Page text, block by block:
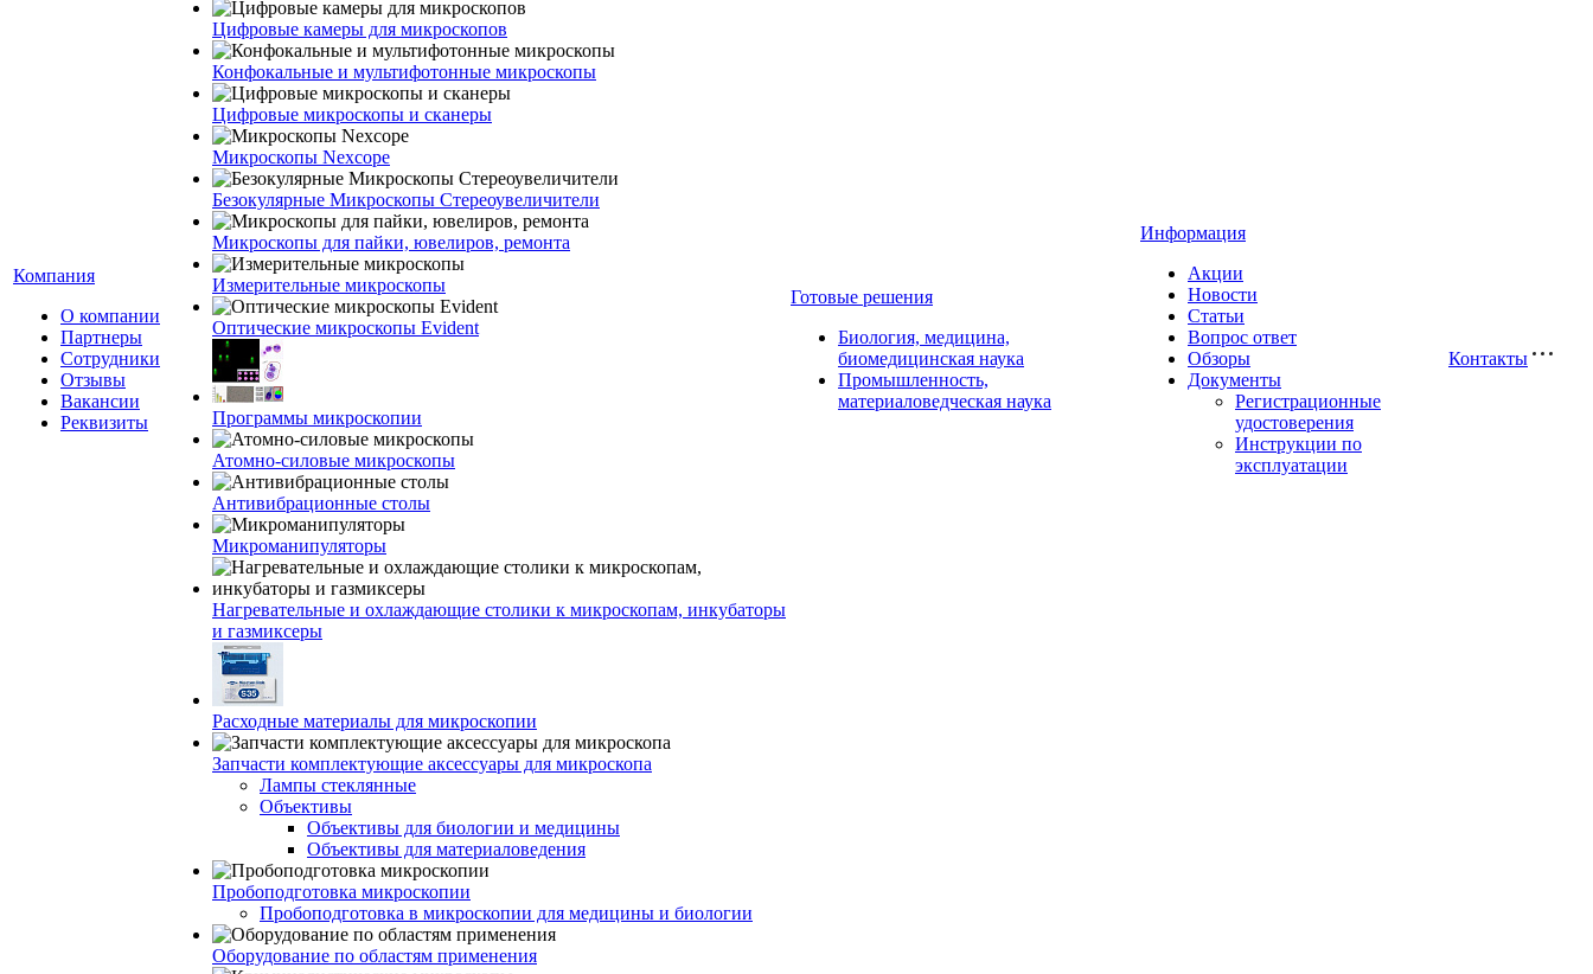
Компания
О компании
Партнеры
Сотрудники
Отзывы
Вакансии
Реквизиты
Цифровые камеры для микроскопов
Конфокальные и мультифотонные микроскопы
Цифровые микроскопы и сканеры
Микроскопы Nexcope
Безокулярные Микроскопы Стереоувеличители
Микроскопы для пайки, ювелиров, ремонта
Измерительные микроскопы
Оптические микроскопы Evident
Программы микроскопии
Атомно-силовые микроскопы
Антивибрационные столы
Микроманипуляторы
Нагревательные и охлаждающие столики к микроскопам, инкубаторы
и газмиксеры
Расходные материалы для микроскопии
Запчасти комплектующие аксессуары для микроскопа
Лампы стеклянные
Объективы
Объективы для биологии и медицины
Объективы для материаловедения
Пробоподготовка микроскопии
Пробоподготовка в микроскопии для медицины и биологии
Оборудование по областям применения
Готовые решения
Биология, медицина,
биомедицинская наука
Промышленность,
материаловедческая наука
Информация
Акции
Новости
Статьи
Вопрос ответ
Обзоры
Документы
Регистрационные
удостоверения
Инструкции по
эксплуатации
Контакты